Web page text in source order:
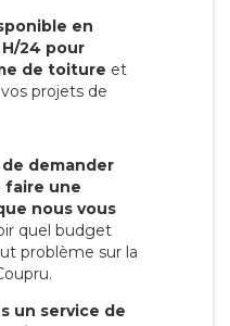
en
24 pour
de toiture et
projets de
demander
faire une
nous vous
quel budget
problème sur la
un service de